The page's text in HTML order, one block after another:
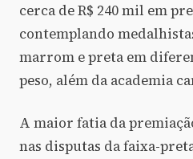
cerca de R$ 240 mil em
contemplando
marrom e preta em
peso, além da academia
A maior fatia da
nas disputas da faixa-